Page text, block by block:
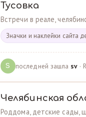
Тусовка
Встречи в реале,
Значки и наклейки сайта
S последней зашла sv·
Челябинская
Роддома, детские сады,